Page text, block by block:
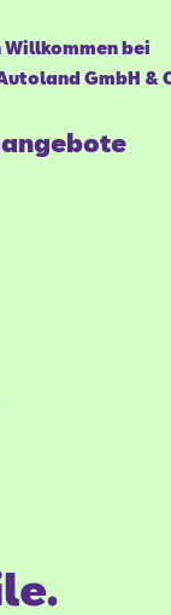
Willkommen bei
GmbH &